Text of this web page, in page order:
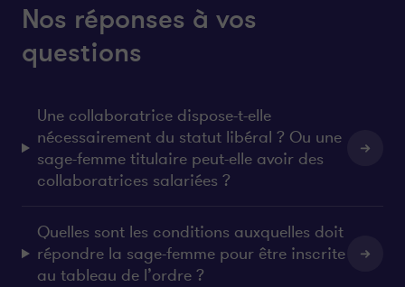
Nos réponses à vos
questions
Une collaboratrice dispose-t-elle
nécessairement du statut libéral ? Ou une
sage-femme titulaire peut-elle avoir des
collaboratrices salariées ?
Quelles sont les conditions auxquelles doit
répondre la sage-femme pour être inscrite
au tableau de l’ordre ?